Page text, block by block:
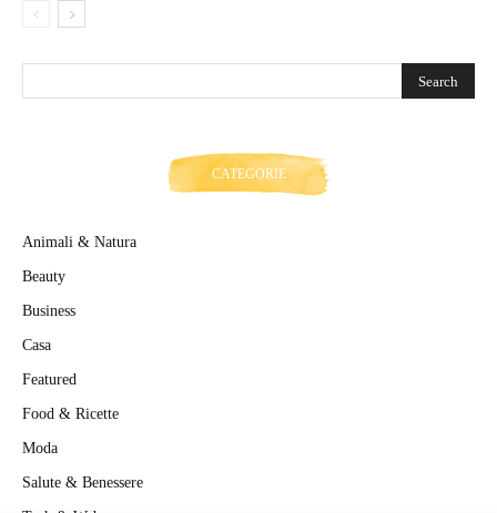
CATEGORIE
Animali & Natura
Beauty
Business
Casa
Featured
Food & Ricette
Moda
Salute & Benessere